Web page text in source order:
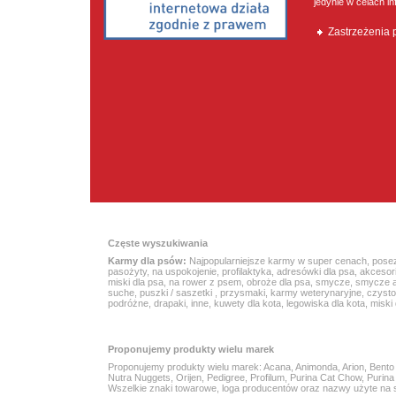
Zastrzeżenia
Częste wyszukiwania
Karmy dla psów: Najpopularniejsze karmy w super cenach
pasożyty, na uspokojenie profilaktyka adresówki dla psa
miski dla psa na rower z psem obroże dla psa smycze smycze
suche puszki / saszetki przysmaki karmy weterynaryjne
podróżne drapaki inne kuwety dla kota legowiska dla kota miski
Proponujemy produkty wielu marek
Proponujemy produkty wielu marek: Acana , Animonda, Arion,
Nutra Nuggets , Orijen, Pedigree, Profilum, Purina Cat Chow,
Wszelkie znaki towarowe, loga producentów oraz nazwy użyte na